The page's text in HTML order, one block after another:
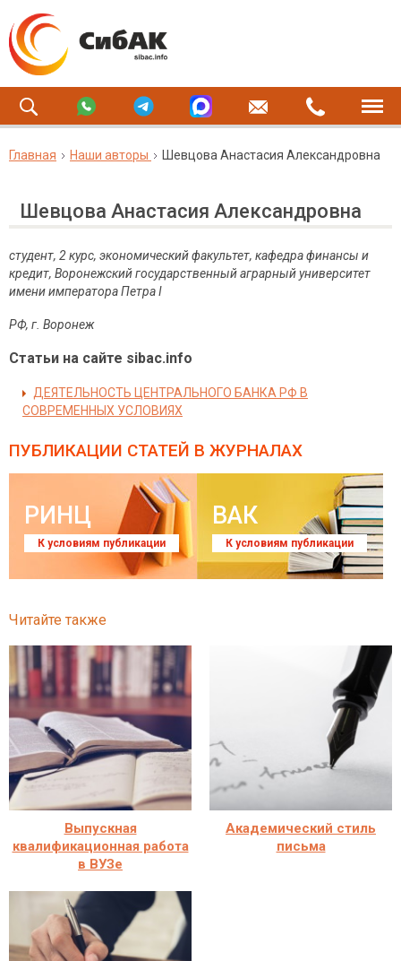
Главная Наши авторы Шевцова Анастасия Александровна
Шевцова Анастасия Александровна
студент, 2 курс, экономический факультет, кафедра финансы и
кредит, Воронежский государственный аграрный университет
имени императора ПетраI
РФ, г. Воронеж
Статьи на сайте sibac.info
ДЕЯТЕЛЬНОСТЬ ЦЕНТРАЛЬНОГО БАНКА РФ В
СОВРЕМЕННЫХ УСЛОВИЯХ
ПУБЛИКАЦИИ СТАТЕЙ В ЖУРНАЛАХ
РИНЦ
К условиям публикации
ВАК
К условиям публикации
Читайте также
Выпускная
квалификационная работа
в ВУЗе
Академический стиль
письма